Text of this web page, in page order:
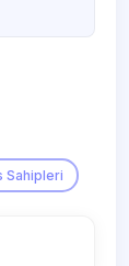
Sahipleri